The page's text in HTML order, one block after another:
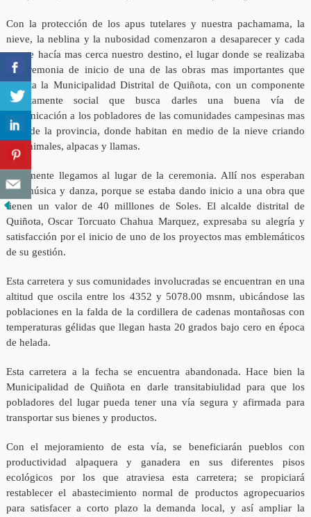
Con la protección de los apus tutelares y nuestra pachamama, la
nieve, la neblina y la nubosidad comenzaron a desaparecer y cada
vez se hacía mas cerca nuestro destino, el lugar donde se realizaba
la ceremonia de inicio de una de las obras mas importantes que
ejecuta la Municipalidad Distrital de Quiñota, con un componente
estrictamente social que busca darles una buena vía de
comunicación a los pobladores de las comunidades campesinas mas
altas de la provincia, donde habitan en medio de la nieve criando
sus animales, alpacas y llamas.
Finalmente llegamos al lugar de la ceremonia. Allí nos esperaban
con música y danza, porque se estaba dando inicio a una obra que
tienen un valor de 40 milllones de Soles. El alcalde distrital de
Quiñota, Oscar Torcuato Chahua Marquez, expresaba su alegría y
satisfacción por el inicio de uno de los proyectos mas emblemáticos
de su gestión.
Esta carretera y sus comunidades involucradas se encuentran en una
altitud que oscila entre los 4352 y 5078.00 msnm, ubicándose las
poblaciones en la falda de la cordillera de cadenas montañosas con
temperaturas gélidas que llegan hasta 20 grados bajo cero en época
de helada.
Esta carretera a la fecha se encuentra abandonada. Hace bien la
Municipalidad de Quiñota en darle transitabiulidad para que los
pobladores del lugar pueda tener una vía segura y afirmada para
transportar sus bienes y productos.
Con el mejoramiento de esta vía, se beneficiarán pueblos con
productividad alpaquera y ganadera en sus diferentes pisos
ecológicos por los que atraviesa esta carretera; se propiciará
restablecer el abastecimiento normal de productos agropecuarios
para satisfacer a corto plazo la demanda local, y así ampliar la